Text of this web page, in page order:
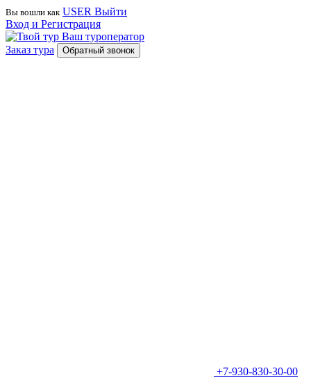
Вы вошли как USER Выйти
Вход и Регистрация
Ваш туроператор
Заказ тура
Обратный звонок
+7-930-830-30-00